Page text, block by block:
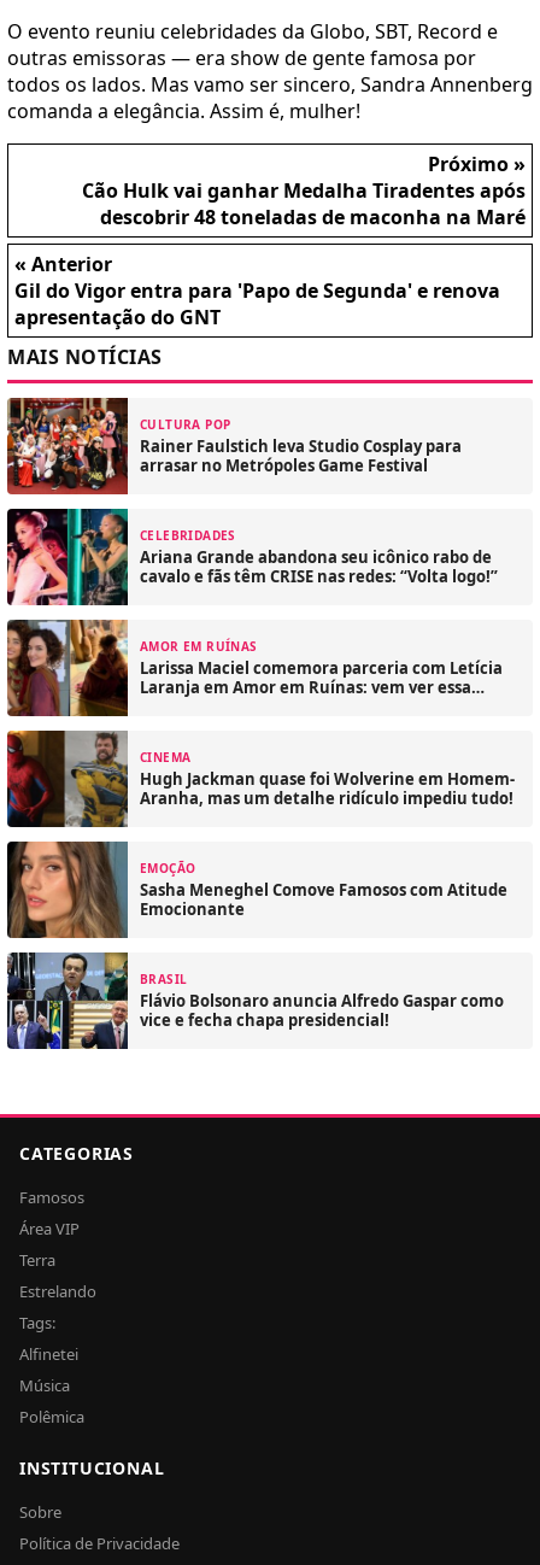
O evento reuniu celebridades da Globo, SBT, Record e
outras emissoras — era show de gente famosa por
todos os lados. Mas vamo ser sincero, Sandra Annenberg
comanda a elegância. Assim é, mulher!
Próximo »
Cão Hulk vai ganhar Medalha Tiradentes após
descobrir 48 toneladas de maconha na Maré
« Anterior
Gil do Vigor entra para 'Papo de Segunda' e renova
apresentação do GNT
MAIS NOTÍCIAS
CULTURA POP
Rainer Faulstich leva Studio Cosplay para
arrasar no Metrópoles Game Festival
CELEBRIDADES
Ariana Grande abandona seu icônico rabo de
cavalo e fãs têm CRISE nas redes: “Volta logo!”
AMOR EM RUÍNAS
Larissa Maciel comemora parceria com Letícia
Laranja em Amor em Ruínas: vem ver essa
CINEMA
Hugh Jackman quase foi Wolverine em Homem-
Aranha, mas um detalhe ridículo impediu tudo!
EMOÇÃO
Sasha Meneghel Comove Famosos com Atitude
Emocionante
BRASIL
Flávio Bolsonaro anuncia Alfredo Gaspar como
vice e fecha chapa presidencial!
CATEGORIAS
Famosos
Área VIP
Terra
Estrelando
Tags:
Alfinetei
Música
Polêmica
INSTITUCIONAL
Sobre
Política de Privacidade